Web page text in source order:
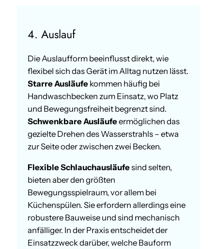
4. Auslauf
Die Auslaufform beeinflusst direkt, wie
flexibel sich das Gerät im Alltag nutzen lässt.
Starre Ausläufe kommen häufig bei
Handwaschbecken zum Einsatz, wo Platz
und Bewegungsfreiheit begrenzt sind.
Schwenkbare Ausläufeermöglichen das
gezielte Drehen des Wasserstrahls – etwa
zur Seite oder zwischen zwei Becken.
Flexible Schlauchausläufesind selten,
bieten aber den größten
Bewegungsspielraum, vor allem bei
Küchenspülen. Sie erfordern allerdings eine
robustere Bauweise und sind mechanisch
anfälliger. In der Praxis entscheidet der
Einsatzzweck darüber, welche Bauform